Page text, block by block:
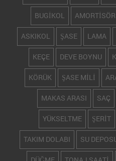
BUGİKOL AMORTİSÖR
ASKIKOL ŞASE LAMA
KEÇE DEVE BOYNU
KÖRÜK ŞASE MİLİ
MAKAS ARASI SAÇ
YÜKSELTME ŞERİT
TAKIM DOLABI SU